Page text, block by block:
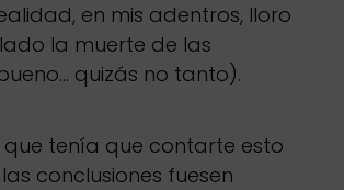
en mis adentros, lloro
la muerte de las
quizás no tanto).
que tenía que contarte esto
conclusiones fuesen